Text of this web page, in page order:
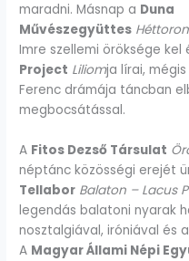
maradni. Másnap a Duna
Művészegyüttes
Imre szellemi öröksége kel
Project Liliomja lírai,
Ferenc drámája táncban
megbocsátással.
A Fitos Dezső Társulat
néptánc közösségi erejét
Tellabor Balaton – Lacus
legendás balatoni nyarak
nosztalgiával, iróniával és
A Magyar Állami Népi